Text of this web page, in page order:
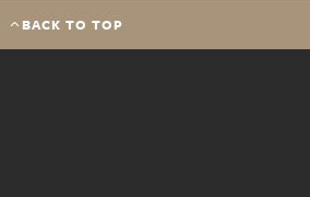
BACK TO TOP